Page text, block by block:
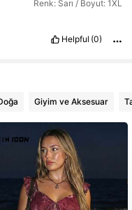
Renk: Sarı / Boyut: 1XL
Helpful (0)
Giyim ve Aksesuar